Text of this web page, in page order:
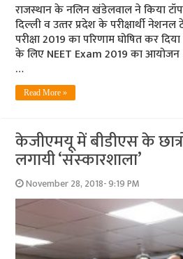
राजस्‍थान के नलिन खंडेलवाल ने किया
दिल्‍ली व उत्‍तर प्रदेश के परीक्षार्थी
परीक्षा 2019 का परिणाम घोषित कर
के लिए NEET Exam 2019 का
…
Read More »
केजीएमयू में बीडीएस के
लगायी ‘संस्‍कारशाला’
November 28, 2018- 9:19 PM